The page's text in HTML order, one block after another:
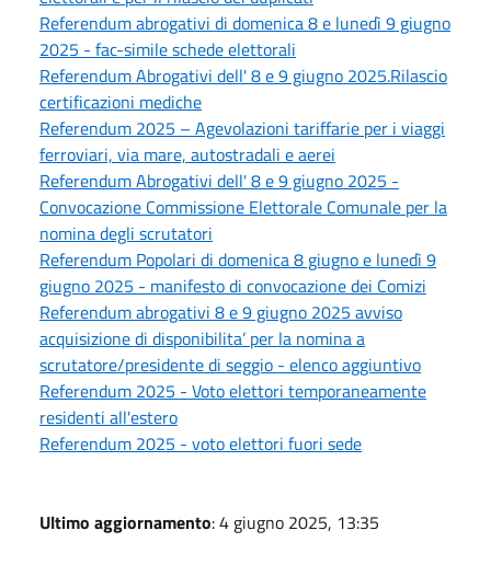
Referendum abrogativi di domenica 8 e lunedì 9 giugno
2025 - fac-simile schede elettorali
Referendum Abrogativi dell' 8 e 9 giugno 2025.Rilascio
certificazioni mediche
Referendum 2025 – Agevolazioni tariffarie per i viaggi
ferroviari, via mare, autostradali e aerei
Referendum Abrogativi dell' 8 e 9 giugno 2025 -
Convocazione Commissione Elettorale Comunale per la
nomina degli scrutatori
Referendum Popolari di domenica 8 giugno e lunedì 9
giugno 2025 - manifesto di convocazione dei Comizi
Referendum abrogativi 8 e 9 giugno 2025 avviso
acquisizione di disponibilita’ per la nomina a
scrutatore/presidente di seggio - elenco aggiuntivo
Referendum 2025 - Voto elettori temporaneamente
residenti all'estero
Referendum 2025 - voto elettori fuori sede
Ultimo aggiornamento: 4 giugno 2025, 13:35